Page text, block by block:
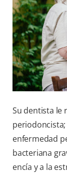
Su dentista le
enfermedad
bacteriana
encía y a la